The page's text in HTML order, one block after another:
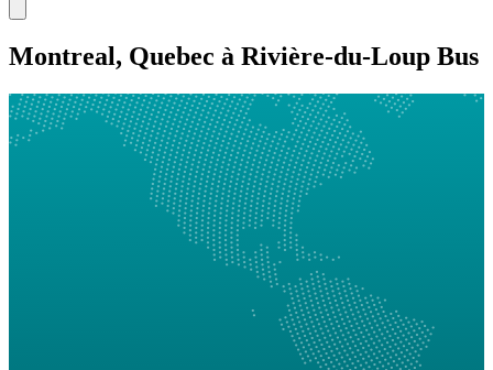
Montreal, Quebec à Rivière-du-Loup Bus